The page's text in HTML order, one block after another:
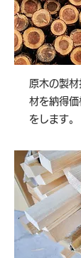
原木の製
材を納得
をします。